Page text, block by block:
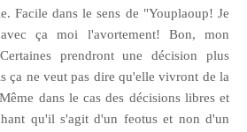
Facile dans le sens de "Youplaoup! Je
ça moi l'avortement! Bon, mon
prendront une décision plus
ça ne veut pas dire qu'elle vivront de la
dans le cas des décisions libres et
qu'il s'agit d'un feotus et non d'un